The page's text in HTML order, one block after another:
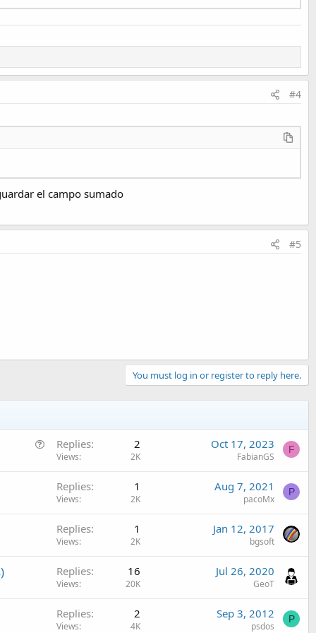
#4
el campo sumado
#5
You must log in or register to reply here.
Replies 2
Views 2K
Oct 17, 2023
FabianGS
F
Replies 1
Views 2K
Aug 7, 2021
pacoMx
P
Replies 1
Views 2K
Jan 12, 2017
bgsoft
Replies 16
Views 20K
Jul 26, 2020
GeoT
Replies 2
Views 4K
Sep 3, 2012
psdos
P